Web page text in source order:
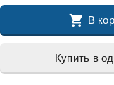
В
Купить в